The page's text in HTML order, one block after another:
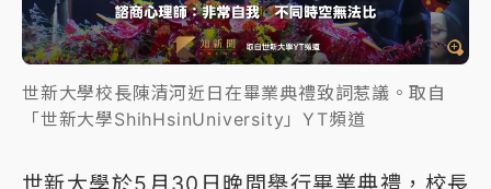
世新大學校長陳清河近日在畢業典禮致詞惹議。取自
「世新大學ShihHsinUniversity」YT頻道